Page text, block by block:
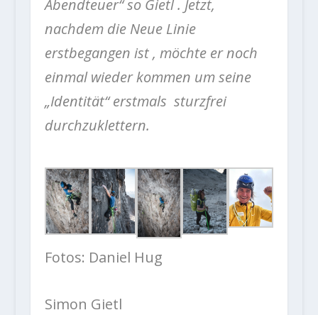
Abendteuer“ so Gietl . Jetzt,
nachdem die Neue Linie
erstbegangen ist , möchte er noch
einmal wieder kommen um seine
„Identität“ erstmals sturzfrei
durchzuklettern.
Fotos: Daniel Hug
Simon Gietl